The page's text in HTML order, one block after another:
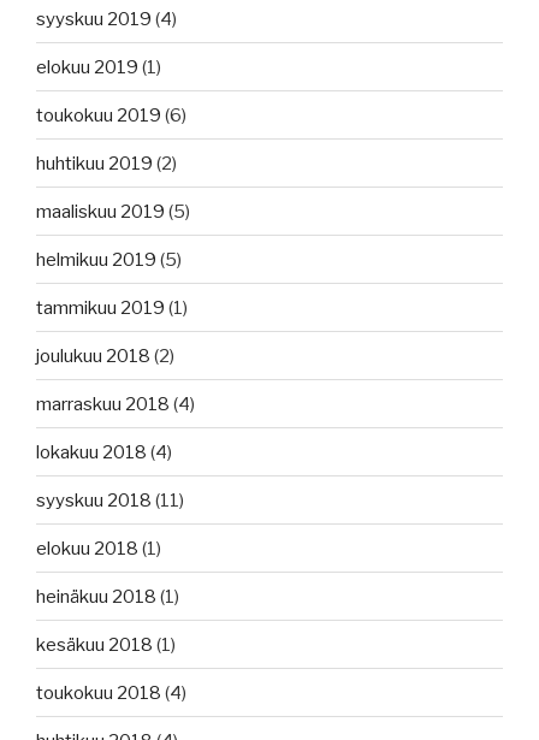
syyskuu 2019 (4)
elokuu 2019 (1)
toukokuu 2019 (6)
huhtikuu 2019 (2)
maaliskuu 2019 (5)
helmikuu 2019 (5)
tammikuu 2019 (1)
joulukuu 2018 (2)
marraskuu 2018 (4)
lokakuu 2018 (4)
syyskuu 2018 (11)
elokuu 2018 (1)
heinäkuu 2018 (1)
kesäkuu 2018 (1)
toukokuu 2018 (4)